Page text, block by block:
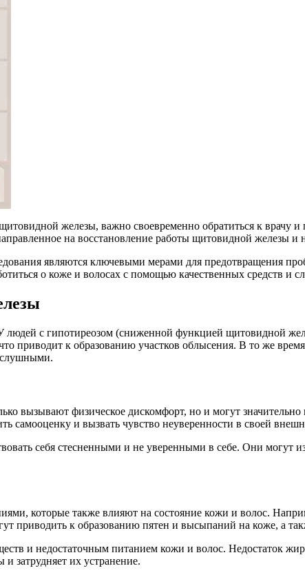
железы, важно своевременно обратиться к врачу и
на восстановление работы щитовидной железы
являются ключевыми мерами для предотвращения
о коже и волосах с помощью качественных средств и
с гипотиреозом (сниженной функцией щитовидной
приводит к образованию участков облысения. В то же
физическое дискомфорт, но и могут значительно
самооценку и вызвать чувство неуверенности в своей
себя стесненными и не уверенными в себе. Они могут
которые также влияют на состояние кожи и волос.
приводить к образованию пятен и высыпаний на коже, а
и недостаточным питанием кожи и волос. Недостаток
затрудняет их устранение.